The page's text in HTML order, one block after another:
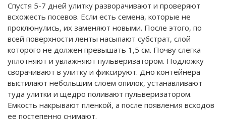
Спустя 5-7 дней улитку разворачивают и проверяют
всхожесть посевов. Если есть семена, которые не
проклюнулись, их заменяют новыми. После этого, по
всей поверхности ленты насыпают субстрат, слой
которого не должен превышать 1,5 см. Почву слегка
уплотняют и увлажняют пульверизатором. Подложку
сворачивают в улитку и фиксируют. Дно контейнера
выстилают небольшим слоем опилок, устанавливают
туда улитки и щедро поливают пульверизатором.
Емкость накрывают пленкой, а после появления всходов
ее постепенно снимают.